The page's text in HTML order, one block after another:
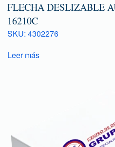
FLECHA DESLIZABLE
16210C
SKU: 4302276
Leer más